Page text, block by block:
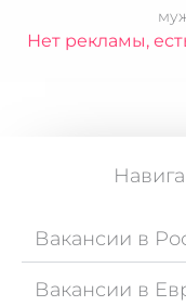
Нет рекламы,
Вакансии в
Вакансии в